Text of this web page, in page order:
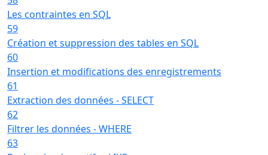
Les contraintes en SQL
59
Création et suppression des tables en SQL
60
Insertion et modifications des enregistrements
61
Extraction des données - SELECT
62
Filtrer les données - WHERE
63